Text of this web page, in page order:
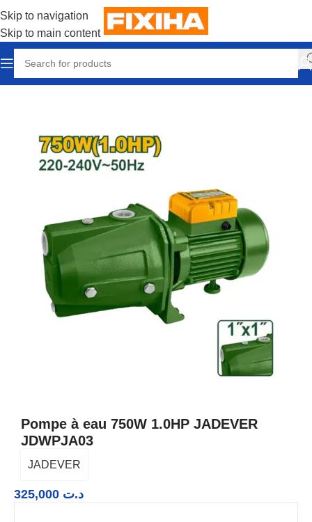
Skip to navigation
Skip to main content
Accueil/Energie Pro/Pompes
Pompe à eau 750W 1.0HP JADEVER
JDWPJA03
JADEVER
د.ت